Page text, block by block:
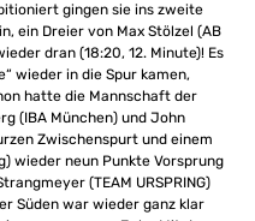
gingen sie ins zweite
ein Dreier von Max Stölzel (AB
dran (18:20, 12. Minute)! Es
wieder in die Spur kamen,
hatte die Mannschaft der
(IBA München) und John
Zwischenspurt und einem
wieder neun Punkte Vorsprung
(TEAM URSPRING)
Süden war wieder ganz klar